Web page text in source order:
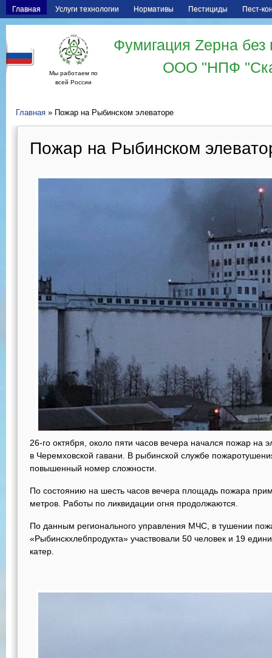
Главная Услуги технологии Нормативы Пестициды Пест-
Мы работаем по
всей России
Фумигация Zерна
ООО "НПФ
Главная » Пожар на Рыбинском элеваторе
Пожар на Рыбинском
26-го октября, около пяти часов вечера начался пожар на
в Черемховской гавани. В рыбинской службе
повышенный номер сложности.
По состоянию на шесть часов вечера площадь пожара
метров. Работы по ликвидации огня продолжаются.
По данным регионального управления МЧС, в тушении
«Рыбинскхлебпродукта» участвовали 50 человек и 19
катер.